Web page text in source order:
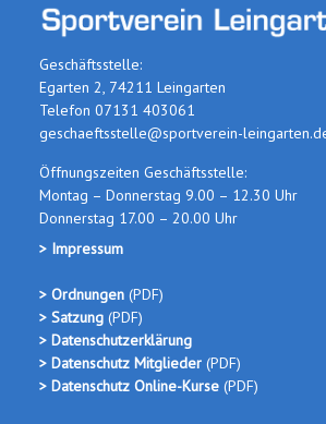
Geschäftsstelle:
Egarten 2, 74211 Leingarten
Telefon 07131 403061
geschaeftsstelle@sportverein-
Öffnungszeiten Geschäftsstelle:
Montag – Donnerstag 9.00 – 12.30 Uhr
Donnerstag 17.00 – 20.00 Uhr
> Impressum
> Ordnungen (PDF)
> Satzung (PDF)
> Datenschutzerklärung
> Datenschutz Mitglieder (PDF)
> Datenschutz Online-Kurse (PDF)